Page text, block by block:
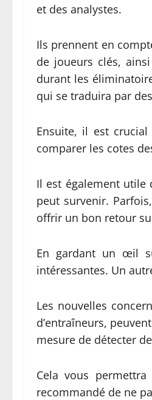
et des analystes.
Ils prennent en
de joueurs clés,
durant les
qui se traduira par
Ensuite, il est
comparer les cotes
Il est également utile
peut survenir.
offrir un bon retour
En gardant un œil
intéressantes. Un
Les nouvelles
d’entraîneurs,
mesure de détecter
Cela vous
recommandé de ne